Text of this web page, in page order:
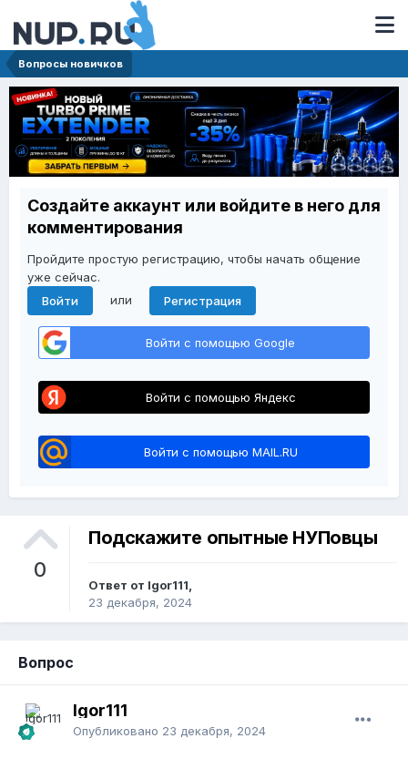
Вопросы новичков
Создайте аккаунт или войдите в него для
комментирования
Пройдите простую регистрацию, чтобы начать общение
уже сейчас.
Войти
или Регистрация
Войти с помощью Google
Войти с помощью Яндекс
Войти с помощью MAIL.RU
0
Подскажите опытные НУПовцы
Ответ от Igor111,
23 декабря, 2024
Вопрос
Igor111
Опубликовано 23 декабря, 2024